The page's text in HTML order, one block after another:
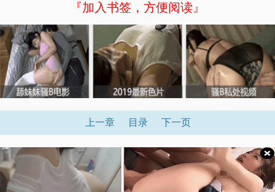
『加入书签，方便阅读』
上一章 目录 下一页